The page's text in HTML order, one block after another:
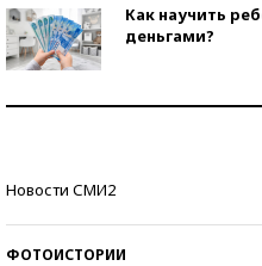
Как научить
деньгами?
Новости СМИ2
ФОТОИСТОРИИ